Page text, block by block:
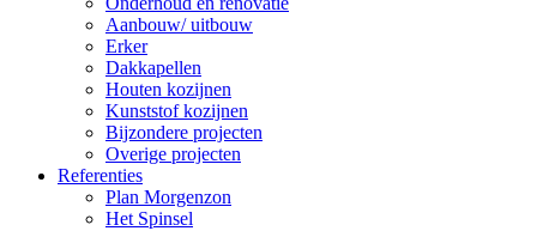
Aanbouw/ uitbouw
Erker
Dakkapellen
Houten kozijnen
Kunststof kozijnen
Bijzondere projecten
Overige projecten
Referenties
Plan Morgenzon
Het Spinsel